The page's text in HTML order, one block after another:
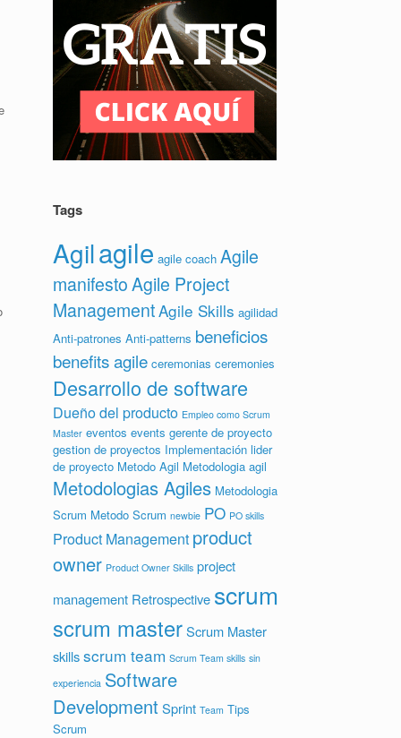
Tags
Agilagile agile coach Agile
manifestoAgile Project
ManagementAgile Skills agilidad
Anti-patrones Anti-patterns beneficios
benefits agile ceremonias ceremonies
Desarrollo de software
Dueño del producto Empleo como Scrum
Master eventos events gerente de proyecto
gestion de proyectos Implementación lider
de proyecto Metodo Agil Metodologia agil
Metodologias Agiles Metodologia
Scrum Metodo Scrum newbie PO PO skills
Product Management product
owner Product Owner Skills project
management Retrospective scrum
scrum master Scrum Master
skills scrum team Scrum Team skills sin
experiencia Software
Development Sprint Team Tips
Scrum